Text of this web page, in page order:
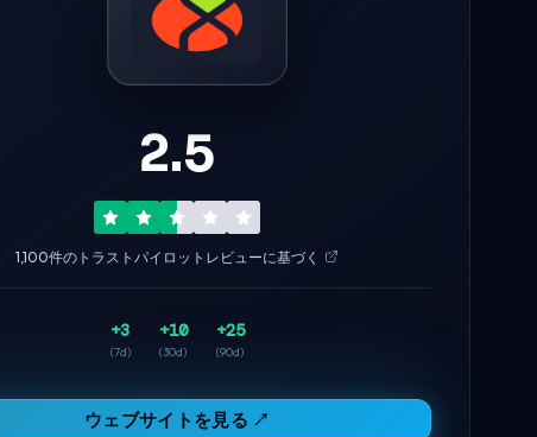
2.5
1,100件のトラストパイロットレビューに基づく
+3
(7d)
+10
(30d)
+25
(90d)
ウェブサイトを見る ↗